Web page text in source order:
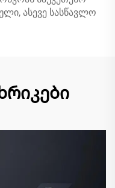
ასევე სასწავლო